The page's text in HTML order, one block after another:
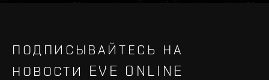
ПОДПИСЫВАЙТЕСЬ НА
НОВОСТИ EVE ONLINE